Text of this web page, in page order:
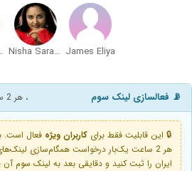
James Eliya
Nisha Sarangh
📡 فعالسازی لینک سوم ، هر 2 ساعت یک فیلم برای یک کاربر ویژه
🔒 این قابلیت فقط برای کاربران ویژه فعال است.
ایران را ثبت کنید و دقایقی بعد به لینک سوم